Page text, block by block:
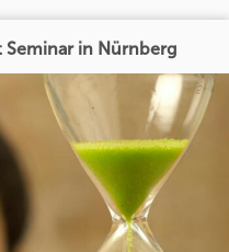
in Nürnberg